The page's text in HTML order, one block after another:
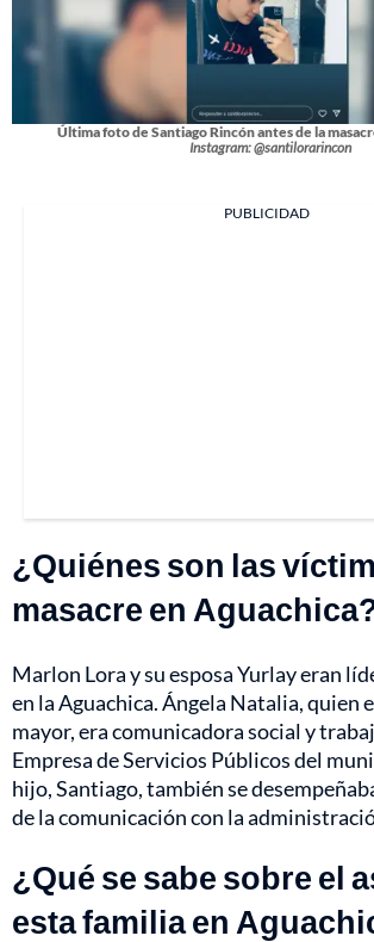
Última foto de Santiago Rincón antes de la
Instagram: @santilorarincon
PUBLICIDAD
¿Quiénes son las
masacre en
Marlon Lora y su esposa Yurlay eran
en la Aguachica. Ángela Natalia, quien
mayor, era comunicadora social y
Empresa de Servicios Públicos del
hijo, Santiago, también se
de la comunicación con la
¿Qué se sabe sobre el
esta familia en